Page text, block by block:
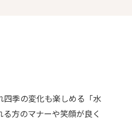
季の変化も楽しめる「水
方のマナーや笑顔が良く